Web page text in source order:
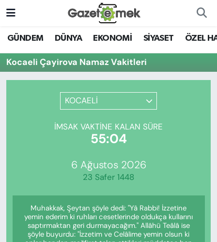
GÜNDEM DÜNYA EKONOMİ SİYASET ÖZEL
Kocaeli Çayirova Namaz Vakitleri
KOCAELİ
İMSAK VAKTINE KALAN SÜRE
55:04
6 Ağustos 2026
23 Safer 1448
Muhakkak, Şeytan şöyle dedi: "Yâ Rabbi! İzzetine
yemin ederim ki ruhları cesetlerinde oldukça kullarını
saptırmaktan geri durmayacağım." Allâhü Teâlâ ise
şöyle buyurdu: "İzzetim ve Celâlime yemin olsun ki
DÜNYA
EKONOMİ
YENİ MEDYADA EMEK
GAZETECİLİĞİNİ GELİŞTİRMEK
EĞİTİM
KADIN
Nöbetçi Eczaneler
Hava Durumu
Trafik Durumu
Süper Lig Puan Durumu ve Fikstür
Tüm Manşetler
Haber Arşivi